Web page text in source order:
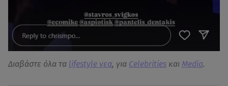
Διαβάστε όλα τα lifestyle νεα, για Celebrities και Media.